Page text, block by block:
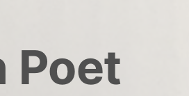
Poet